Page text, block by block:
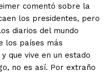
comentó sobre la
los presidentes, pero
diarios del mundo
los países más
que vive en un estado
no es así. Por extraño